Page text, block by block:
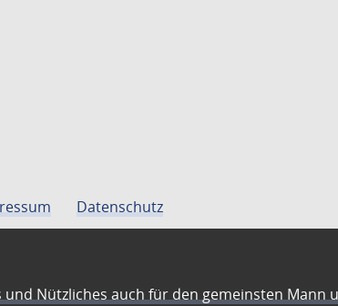
Datenschutz
und Nützliches auch für den gemeinsten